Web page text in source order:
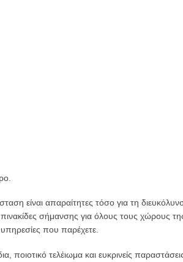
είναι απαραίτητες τόσο για τη
σήμανσης για όλους τους χώρους
που παρέχετε.
ποιοτικό τελέιωμα και ευκρινείς